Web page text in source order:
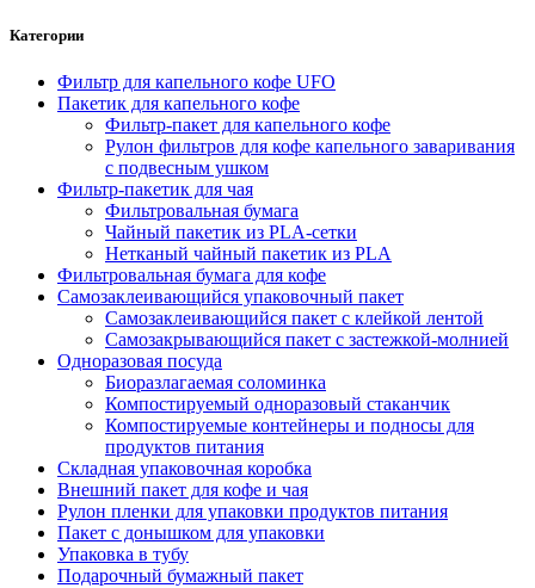
Категории
Фильтр для капельного кофе UFO
Пакетик для капельного кофе
Фильтр-пакет для капельного кофе
Рулон фильтров для кофе капельного заваривания
с подвесным ушком
Фильтр-пакетик для чая
Фильтровальная бумага
Чайный пакетик из PLA-сетки
Нетканый чайный пакетик из PLA
Фильтровальная бумага для кофе
Самозаклеивающийся упаковочный пакет
Самозаклеивающийся пакет с клейкой лентой
Самозакрывающийся пакет с застежкой-молнией
Одноразовая посуда
Биоразлагаемая соломинка
Компостируемый одноразовый стаканчик
Компостируемые контейнеры и подносы для
продуктов питания
Складная упаковочная коробка
Внешний пакет для кофе и чая
Рулон пленки для упаковки продуктов питания
Пакет с донышком для упаковки
Упаковка в тубу
Подарочный бумажный пакет